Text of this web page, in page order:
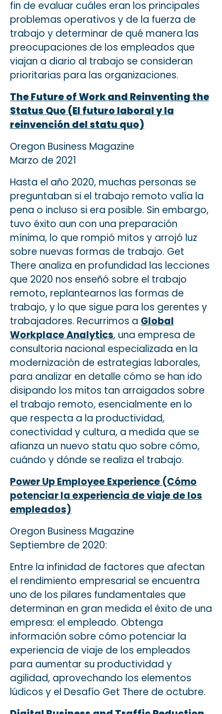
fin de evaluar cuáles eran los principales
problemas operativos y de la fuerza de
trabajo y determinar de qué manera las
preocupaciones de los empleados que
viajan a diario al trabajo se consideran
prioritarias para las organizaciones.
The Future of Work and Reinventing the
Status Quo (El futuro laboral y la
reinvención del statu quo)
Oregon Business Magazine
Marzo de 2021
Hasta el año 2020, muchas personas se
preguntaban si el trabajo remoto valía la
pena o incluso si era posible. Sin embargo,
tuvo éxito aun con una preparación
mínima, lo que rompió mitos y arrojó luz
sobre nuevas formas de trabajo. Get
There analiza en profundidad las lecciones
que 2020 nos enseñó sobre el trabajo
remoto, replantearnos las formas de
trabajo, y lo que sigue para los gerentes y
trabajadores. Recurrimos a Global
Workplace Analytics, una empresa de
consultoria nacional especializada en la
modernización de estrategias laborales,
para analizar en detalle cómo se han ido
disipando los mitos tan arraigados sobre
el trabajo remoto, esencialmente en lo
que respecta a la productividad,
conectividad y cultura, a medida que se
afianza un nuevo statu quo sobre cómo,
cuándo y dónde se realiza el trabajo.
Power Up Employee Experience (Cómo
potenciar la experiencia de viaje de los
empleados)
Oregon Business Magazine
Septiembre de 2020:
Entre la infinidad de factores que afectan
el rendimiento empresarial se encuentra
uno de los pilares fundamentales que
determinan en gran medida el éxito de una
empresa: el empleado. Obtenga
información sobre cómo potenciar la
experiencia de viaje de los empleados
para aumentar su productividad y
agilidad, aprovechando los elementos
lúdicos y el Desafío Get There de octubre.